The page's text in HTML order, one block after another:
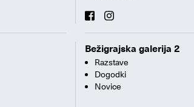
Bežigrajska galerija 2
Razstave
Dogodki
Novice